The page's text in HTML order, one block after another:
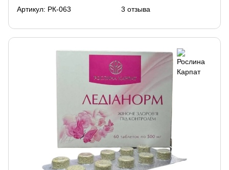
Артикул: РК-063 3 отзыва